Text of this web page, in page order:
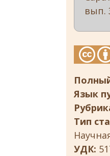
вып.
Язык
Тип
УДК: